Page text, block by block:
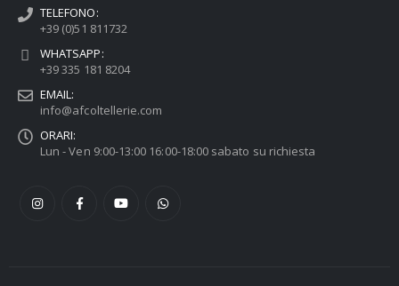
TELEFONO:
+39 (0)51 811732
WHATSAPP:
+39 335 181 8204
EMAIL:
info@afcoltellerie.com
ORARI:
Lun - Ven 9:00-13:00 16:00-18:00 sabato su richiesta